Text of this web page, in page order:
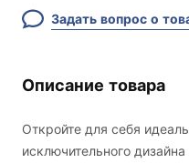
Задать вопрос о
Описание товара
Откройте для себя
исключительного